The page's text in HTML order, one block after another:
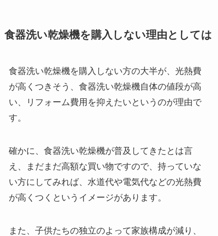
食器洗い乾燥機を購入しない理由としては
食器洗い乾燥機を購入しない方の大半が、光熱費
が高くつきそう、食器洗い乾燥機自体の値段が高
い、リフォーム費用を抑えたいというのが理由で
す。
確かに、食器洗い乾燥機が普及してきたとは言
え、まだまだ高額な買い物ですので、持っていな
い方にしてみれば、水道代や電気代などの光熱費
が高くつくというイメージがあります。
また、子供たちの独立のよって家族構成が減り、